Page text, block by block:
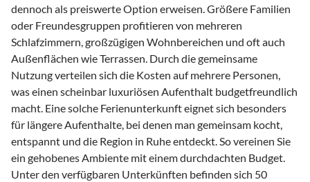
dennoch als preiswerte Option erweisen. Größere Familien
oder Freundesgruppen profitieren von mehreren
Schlafzimmern, großzügigen Wohnbereichen und oft auch
Außenflächen wie Terrassen. Durch die gemeinsame
Nutzung verteilen sich die Kosten auf mehrere Personen,
was einen scheinbar luxuriösen Aufenthalt budgetfreundlich
macht. Eine solche Ferienunterkunft eignet sich besonders
für längere Aufenthalte, bei denen man gemeinsam kocht,
entspannt und die Region in Ruhe entdeckt. So vereinen Sie
ein gehobenes Ambiente mit einem durchdachten Budget.
Unter den verfügbaren Unterkünften befinden sich 50